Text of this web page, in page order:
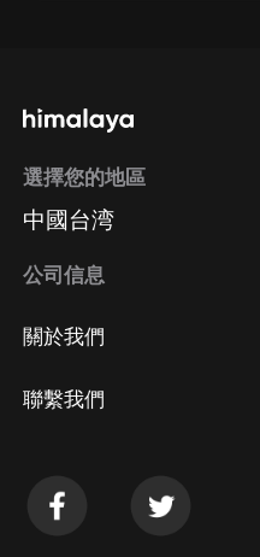
選擇您的地區
中國台湾
公司信息
關於我們
聯繫我們